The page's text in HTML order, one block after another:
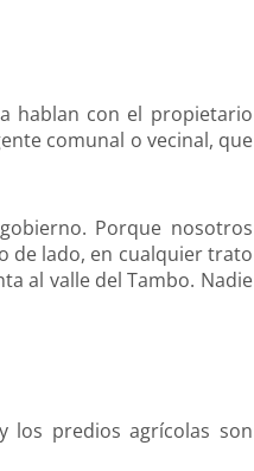
hablan con el propietario
comunal o vecinal, que
Porque nosotros
de lado, en cualquier trato
al valle del Tambo. Nadie
los predios agrícolas son